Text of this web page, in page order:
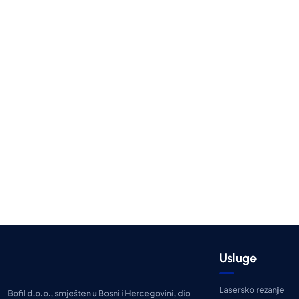
Bofil d.o.o., smješten u Bosni i Hercegovini, dio
Usluge
Lasersko rezanje